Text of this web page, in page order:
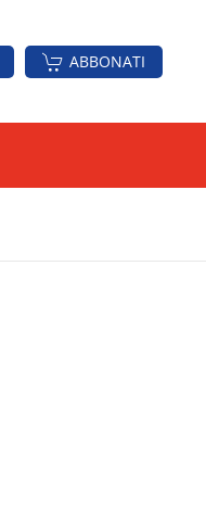
ABBONATI